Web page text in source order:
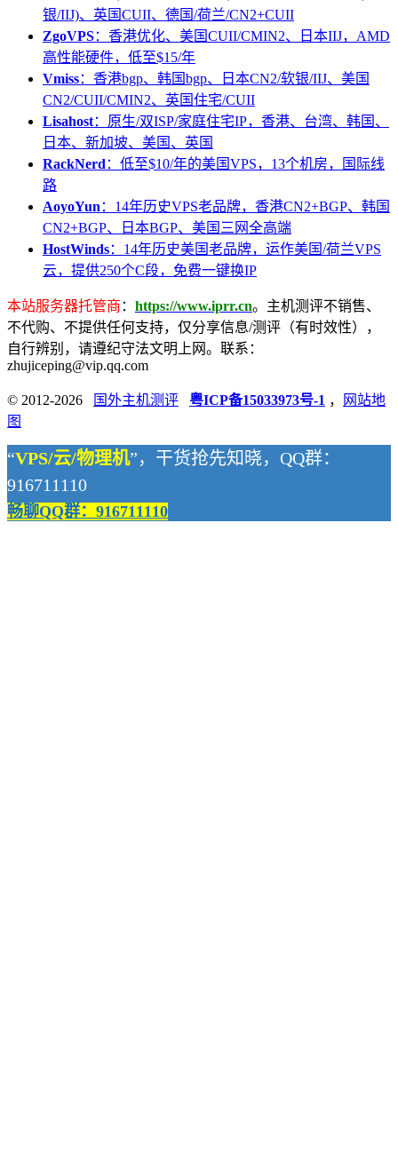
银/IIJ)、英国CUII、德国/荷兰/CN2+CUII
ZgoVPS：香港优化、美国CUII/CMIN2、日本IIJ，AMD
高性能硬件，低至$15/年
Vmiss：香港bgp、韩国bgp、日本CN2/软银/IIJ、美国
CN2/CUII/CMIN2、英国住宅/CUII
Lisahost：原生/双ISP/家庭住宅IP，香港、台湾、韩国、
日本、新加坡、美国、英国
RackNerd ：低至$10/年的美国VPS，13个机房，国际线
路
AoyoYun ：14年历史VPS老品牌，香港CN2+BGP、韩国
CN2+BGP、日本BGP、美国三网全高端
HostWinds：14年历史美国老品牌，运作美国/荷兰VPS
云，提供250个C段，免费一键换IP
本站服务器托管商 ： https://www.iprr.cn。主机测评不销售、
不代购、不提供任何支持，仅分享信息/测评（有时效性），
自行辨别，请遵纪守法文明上网。联系：
zhujiceping@vip.qq.com
© 2012-2026 国外主机测评 粤ICP备15033973号-1 ，
网站地
图
“VPS/云/物理机”，干货抢先知晓，QQ群：
916711110
畅聊QQ群：916711110